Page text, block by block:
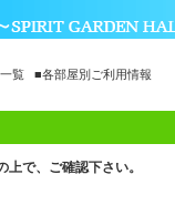
覧 ■各部屋別ご利用情報
で、ご確認下さい。